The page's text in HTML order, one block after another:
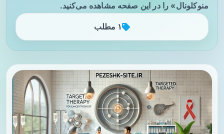
منوکلونال» را در این صفحه مشاهده می‌کنید.
۱ مطلب